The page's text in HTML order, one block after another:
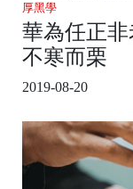
厚黑學
華為任正
不寒而栗
2019-08-20